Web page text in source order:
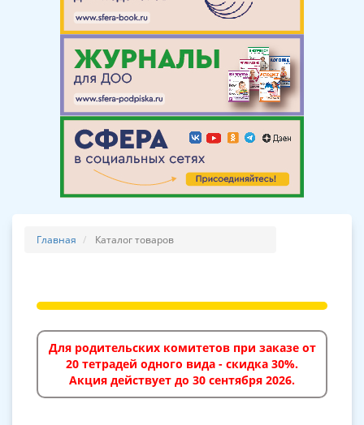
Главная Каталог товаров
Для родительских комитетов при заказе от
20 тетрадей одного вида - скидка 30%.
Акция действует до 30 сентября 2026.